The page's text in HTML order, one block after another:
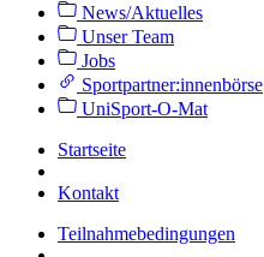
News/Aktuelles
Unser Team
Jobs
Sportpartner:innenbörse
UniSport-O-Mat
Startseite
Kontakt
Teilnahmebedingungen